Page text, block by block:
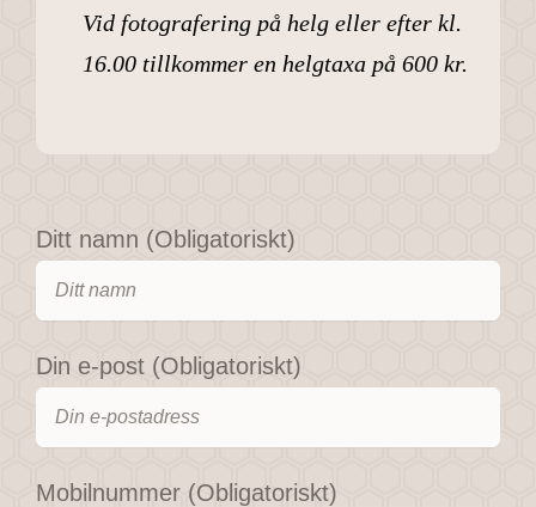
Vid fotografering på helg eller efter kl.
16.00 tillkommer en helgtaxa på 600 kr.
Ditt namn (Obligatoriskt)
Din e-post (Obligatoriskt)
Mobilnummer (Obligatoriskt)